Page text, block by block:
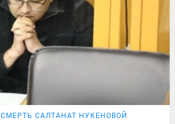
СМЕРТЬ САЛТАНАТ НУКЕНОВОЙ